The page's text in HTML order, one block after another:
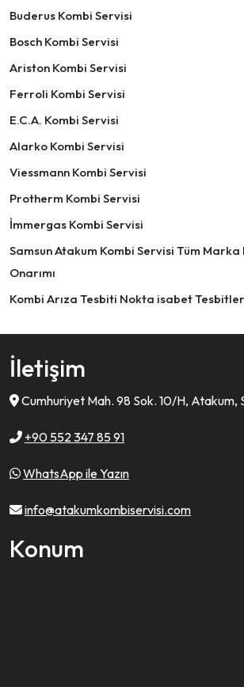
Buderus Kombi Servisi
Bosch Kombi Servisi
Ariston Kombi Servisi
Ferroli Kombi Servisi
E.C.A. Kombi Servisi
Alarko Kombi Servisi
Viessmann Kombi Servisi
Protherm Kombi Servisi
İmmergas Kombi Servisi
Samsun Atakum Kombi Servisi Tüm Marka
Onarımı
Kombi Arıza Tesbiti Nokta isabet Tesbitler
İletişim
Cumhuriyet Mah. 98 Sok. 10/H, Atakum,
+90 552 347 85 91
WhatsApp ile Yazın
info@atakumkombiservisi.com
Konum